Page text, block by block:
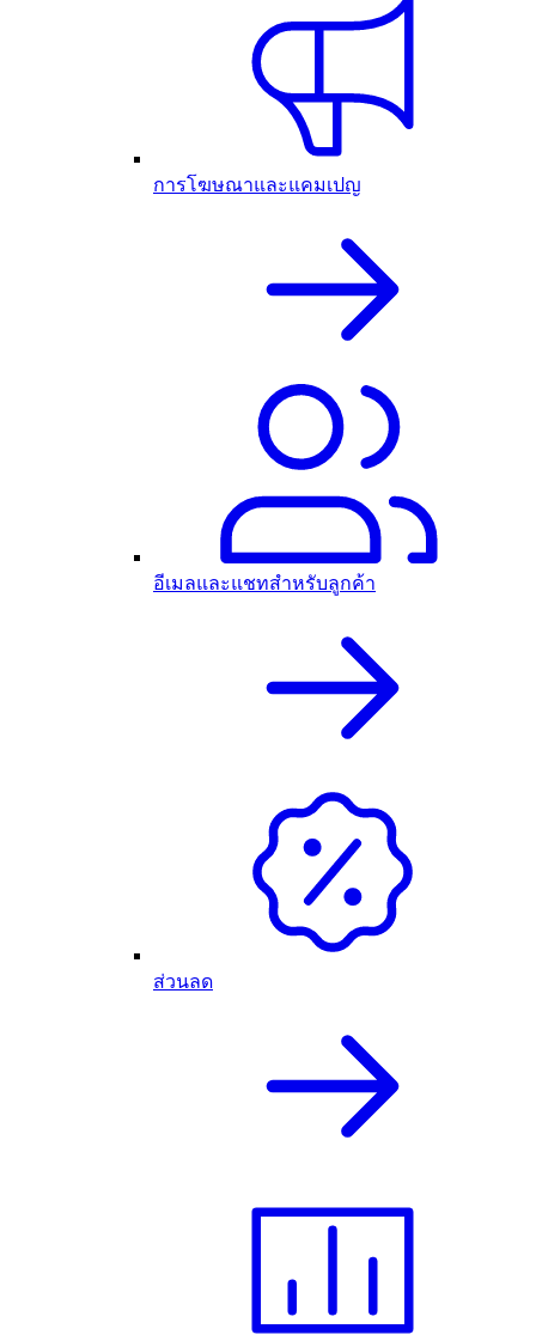
การโฆษณาและแคมเปญ
อีเมลและแชทสำหรับลูกค้า
ส่วนลด